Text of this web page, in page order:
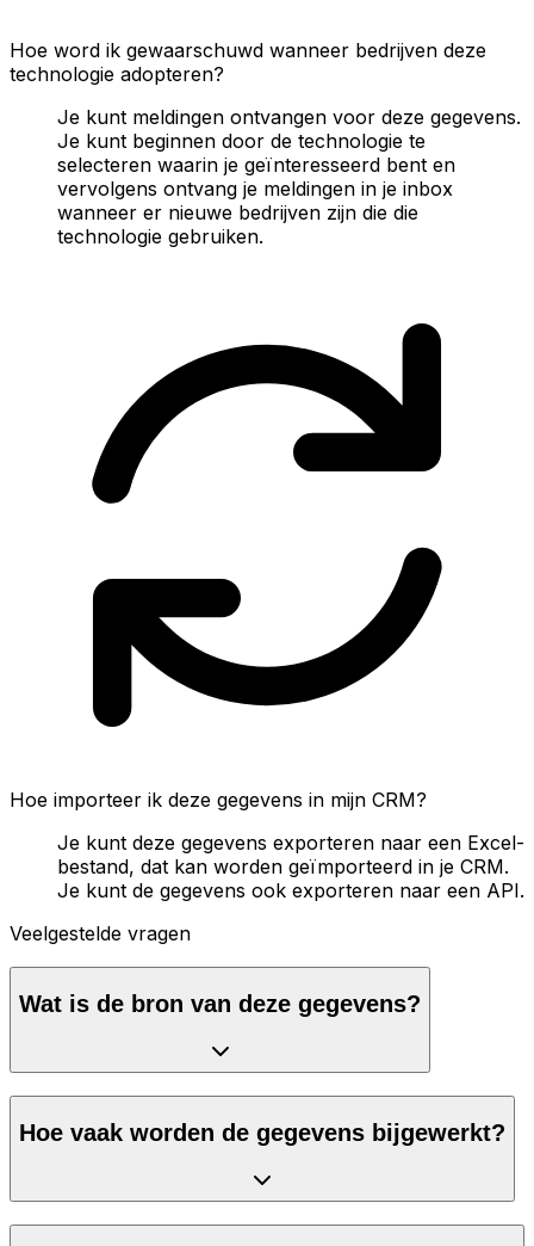
Hoe word ik gewaarschuwd wanneer bedrijven deze
technologie adopteren?
Je kunt meldingen ontvangen voor deze gegevens.
Je kunt beginnen door de technologie te
selecteren waarin je geïnteresseerd bent en
vervolgens ontvang je meldingen in je inbox
wanneer er nieuwe bedrijven zijn die die
technologie gebruiken.
Hoe importeer ik deze gegevens in mijn CRM?
Je kunt deze gegevens exporteren naar een Excel-
bestand, dat kan worden geïmporteerd in je CRM.
Je kunt de gegevens ook exporteren naar een API.
Veelgestelde vragen
Wat is de bron van deze gegevens?
Hoe vaak worden de gegevens bijgewerkt?